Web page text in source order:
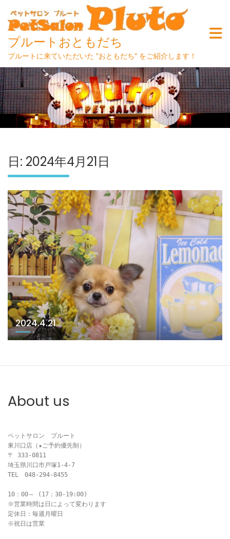
Skip
to
content
プルートおともだち
プルートに来ていただいた ”おともだち” をご紹介します！
日: 2024年4月21日
2024.4.21
About us
ペットサロン　プルート
東川口店（★ご予約優先制）
〒 333-0811
埼玉県川口市戸塚1-4-7
TEL　048-294-8455
10：00～ (17：30-19:00)
※営業時間は日によって変わります
定休日：毎週月曜日
※祝日は営業